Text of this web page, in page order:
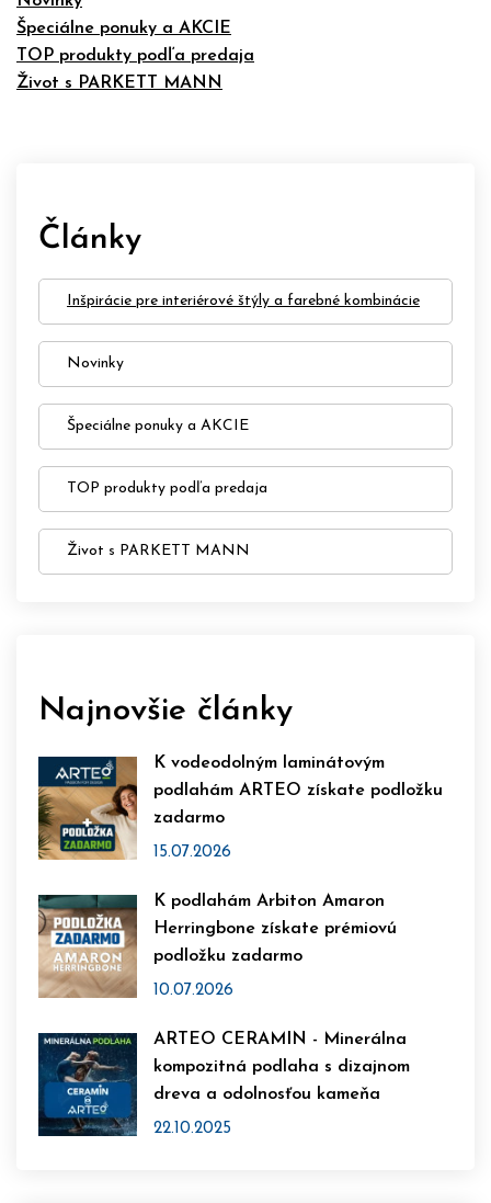
Články
Inšpirácie pre interiérové štýly a farebné kombinácie
Novinky
Špeciálne ponuky a AKCIE
TOP produkty podľa predaja
Život s PARKETT MANN
Najnovšie články
K vodeodolným laminátovým
podlahám ARTEO získate podložku
zadarmo
15.07.2026
K podlahám Arbiton Amaron
Herringbone získate prémiovú
podložku zadarmo
10.07.2026
ARTEO CERAMIN - Minerálna
kompozitná podlaha s dizajnom
dreva a odolnosťou kameňa
22.10.2025
Špeciálne ponuky a AKCIE
TOP produkty podľa predaja
Život s PARKETT MANN